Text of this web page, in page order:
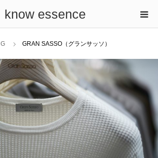
know essence
G GRAN SASSO（グランサッソ）